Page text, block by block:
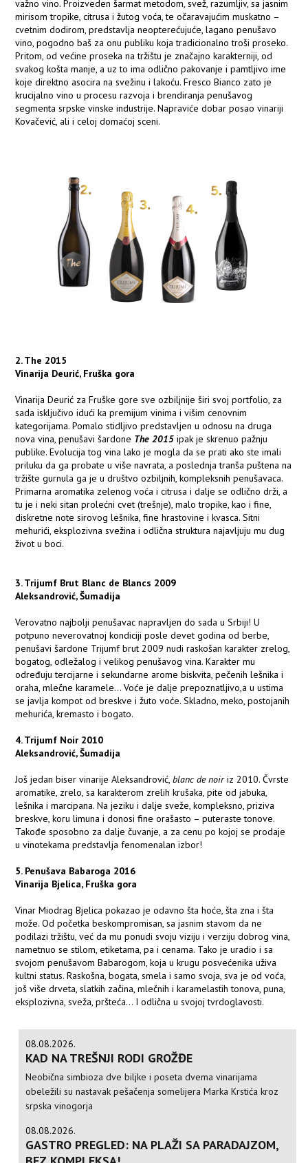
važno vino. Proizveden šarmat metodom, svež, razumljiv, sa jasnim
mirisom tropike, citrusa i žutog voća, te očaravajućim muskatno –
cvetnim dodirom, predstavlja neopterećujuće, lagano penušavo
vino, pogodno baš za onu publiku koja tradicionalno troši proseko.
Pritom, od većine proseka na tržištu je značajno karakterniji, od
svakog košta manje, a uz to ima odlično pakovanje i pamtljivo ime
koje direktno asocira na svežinu i lakoću. Fresco Bianco zato je
krucijalno vino u procesu razvoja i brendiranja penušavog
segmenta srpske vinske industrije. Napraviće dobar posao vinariji
Kovačević, ali i celoj domaćoj sceni.
2. The 2015
Vinarija Deurić, Fruška gora
Vinarija Deurić za Fruške gore sve ozbiljnije širi svoj portfolio, za
sada isključivo idući ka premijum vinima i višim cenovnim
kategorijama. Pomalo stidljivo predstavljen u odnosu na druga
nova vina, penušavi šardone The 2015 ipak je skrenuo pažnju
publike. Evolucija tog vina lako je mogla da se prati ako ste imali
priluku da ga probate u više navrata, a poslednja tranša puštena na
tržište gurnula ga je u društvo ozbiljnih, kompleksnih penušavaca.
Primarna aromatika zelenog voća i citrusa i dalje se odlično drži, a
tu je i neki sitan prolećni cvet (trešnje), malo tropike, kao i fine,
diskretne note sirovog lešnika, fine hrastovine i kvasca. Sitni
mehurići, eksplozivna svežina i odlična struktura najavljuju mu dug
život u boci.
3. Trijumf Brut Blanc de Blancs 2009
Aleksandrović, Šumadija
Verovatno najbolji penušavac napravljen do sada u Srbiji! U
potpuno neverovatnoj kondiciji posle devet godina od berbe,
penušavi šardone Trijumf brut 2009 nudi raskošan karakter zrelog,
bogatog, odležalog i velikog penušavog vina. Karakter mu
određuju tercijarne i sekundarne arome biskvita, pečenih lešnika i
oraha, mlečne karamele... Voće je dalje prepoznatljivo,a u ustima
se javlja kompot od breskve i žuto voće. Skladno, meko, postojanih
mehurića, kremasto i bogato.
4. Trijumf Noir 2010
Aleksandrović, Šumadija
Još jedan biser vinarije Aleksandrović,blanc de noiriz 2010. Čvrste
aromatike, zrelo, sa karakterom zrelih krušaka, pite od jabuka,
lešnika i marcipana. Na jeziku i dalje sveže, kompleksno, priziva
breskve, koru limuna i donosi fine orašasto – puteraste tonove.
Takođe sposobno za dalje čuvanje, a za cenu po kojoj se prodaje
u vinotekama predstavlja fenomenalan izbor!
5. Penušava Babaroga 2016
Vinarija Bjelica, Fruška gora
Vinar Miodrag Bjelica pokazao je odavno šta hoće, šta zna i šta
može. Od početka beskompromisan, sa jasnim stavom da ne
podilazi tržištu, već da mu ponudi svoju viziju i verziju dobrog vina,
nametnuo se stilom, etiketama, pa i cenama. Tako je uradio i sa
svojom penušavom Babarogom, koja u krugu posvećenika uživa
kultni status. Raskošna, bogata, smela i samo svoja, sva je od voća,
još više drveta, slatkih začina, mlečnih i karamelastih tonova, puna,
eksplozivna, sveža, pršteća... I odlična u svojoj tvrdoglavosti.
08.08.2026.
KAD NA TREŠNJI RODI GROŽĐE
Neobična simbioza dve biljke i poseta dvema vinarijama
obeležili su nastavak pešačenja somelijera Marka Krstića kroz
srpska vinogorja
08.08.2026.
GASTRO PREGLED: NA PLAŽI SA PARADAJZOM,